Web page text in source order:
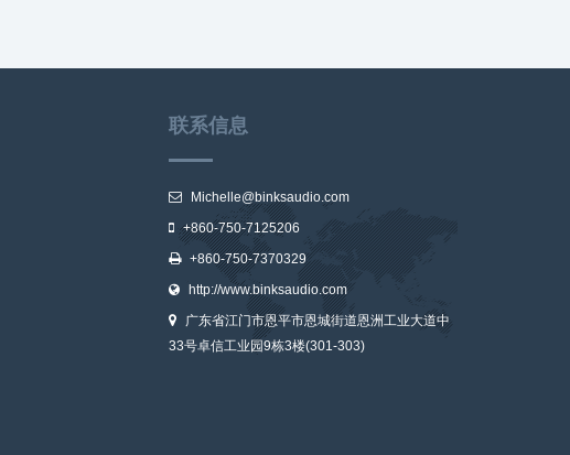
联系信息
Michelle@binksaudio.com
+860-750-7125206
+860-750-7370329
http://www.binksaudio.com
广东省江门市恩平市恩城街道恩洲工业大道中
33号卓信工业园9栋3楼(301-303)